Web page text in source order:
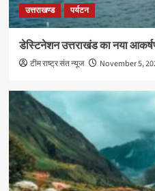
उत्तराखण्ड पर्यटन
डेस्टिनेशन उत्तराखंड का नया
टीम राष्ट्र संत न्यूज November 5,